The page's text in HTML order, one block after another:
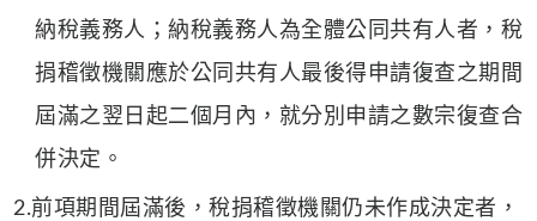
納稅義務人；納稅義務人為全體公同共有人者，稅
捐稽徵機關應於公同共有人最後得申請復查之期間
屆滿之翌日起二個月內，就分別申請之數宗復查合
併決定。
2.前項期間屆滿後，稅捐稽徵機關仍未作成決定者，